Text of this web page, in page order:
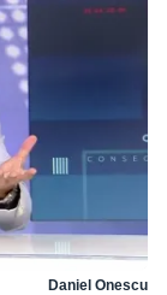
Daniel Onescu